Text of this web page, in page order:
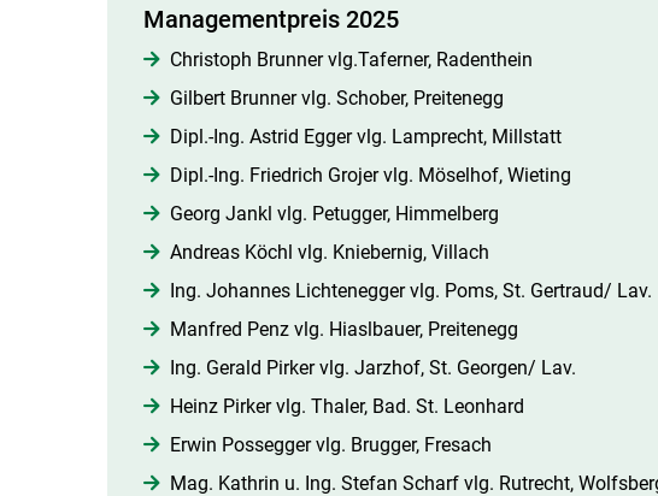
Managementpreis 2025
Christoph Brunner vlg.Taferner, Radenthein
Gilbert Brunner vlg. Schober, Preitenegg
Dipl.-Ing. Astrid Egger vlg. Lamprecht, Millstatt
Dipl.-Ing. Friedrich Grojer vlg. Möselhof, Wieting
Georg Jankl vlg. Petugger, Himmelberg
Andreas Köchl vlg. Kniebernig, Villach
Ing. Johannes Lichtenegger vlg. Poms, St. Gertraud/ Lav.
Manfred Penz vlg. Hiaslbauer, Preitenegg
Ing. Gerald Pirker vlg. Jarzhof, St. Georgen/ Lav.
Heinz Pirker vlg. Thaler, Bad. St. Leonhard
Erwin Possegger vlg. Brugger, Fresach
Mag. Kathrin u. Ing. Stefan Scharf vlg. Rutrecht,